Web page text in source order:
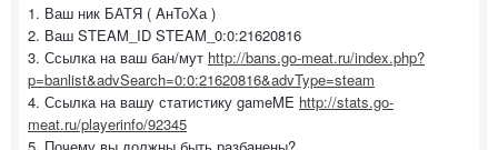
1. Ваш ник БАТЯ ( AнТоХа )
2. Ваш STEAM_ID STEAM_0:0:21620816
3. Ссылка на ваш бан/мут http://bans.go-meat.ru/index.php?
p=banlist&advSearch=0:0:21620816&advType=steam
4. Ссылка на вашу статистику gameME http://stats.go-
meat.ru/playerinfo/92345